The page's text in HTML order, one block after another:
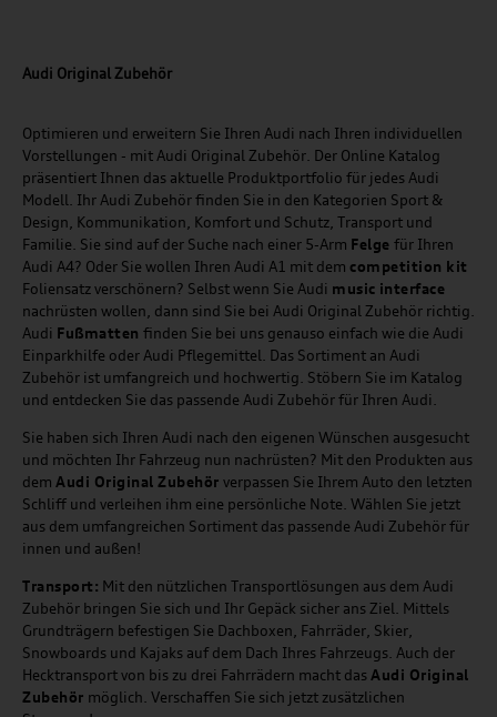
Audi Original Zubehör
Optimieren und erweitern Sie Ihren Audi nach Ihren individuellen
Vorstellungen - mit Audi Original Zubehör. Der Online Katalog
präsentiert Ihnen das aktuelle Produktportfolio für jedes Audi
Modell. Ihr Audi Zubehör finden Sie in den Kategorien Sport &
Design, Kommunikation, Komfort und Schutz, Transport und
Familie. Sie sind auf der Suche nach einer 5-Arm Felge für Ihren
Audi A4? Oder Sie wollen Ihren Audi A1 mit dem competition kit
Foliensatz verschönern? Selbst wenn Sie Audi music interface
nachrüsten wollen, dann sind Sie bei Audi Original Zubehör richtig.
Audi Fußmatten finden Sie bei uns genauso einfach wie die Audi
Einparkhilfe oder Audi Pflegemittel. Das Sortiment an Audi
Zubehör ist umfangreich und hochwertig. Stöbern Sie im Katalog
und entdecken Sie das passende Audi Zubehör für Ihren Audi.
Sie haben sich Ihren Audi nach den eigenen Wünschen ausgesucht
und möchten Ihr Fahrzeug nun nachrüsten? Mit den Produkten aus
dem Audi Original Zubehör verpassen Sie Ihrem Auto den letzten
Schliff und verleihen ihm eine persönliche Note. Wählen Sie jetzt
aus dem umfangreichen Sortiment das passende Audi Zubehör für
innen und außen!
Transport: Mit den nützlichen Transportlösungen aus dem Audi
Zubehör bringen Sie sich und Ihr Gepäck sicher ans Ziel. Mittels
Grundträgern befestigen Sie Dachboxen, Fahrräder, Skier,
Snowboards und Kajaks auf dem Dach Ihres Fahrzeugs. Auch der
Hecktransport von bis zu drei Fahrrädern macht das Audi Original
Zubehör möglich. Verschaffen Sie sich jetzt zusätzlichen